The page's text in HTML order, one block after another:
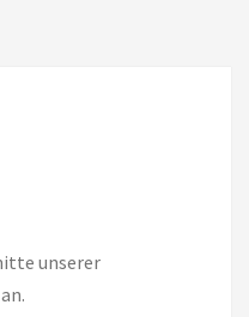
unserer